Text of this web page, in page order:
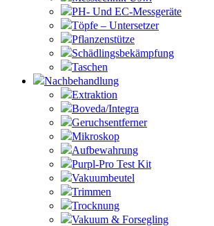
PH- Und EC-Messgeräte
Töpfe – Untersetzer
Pflanzenstütze
Schädlingsbekämpfung
Taschen
Nachbehandlung
Extraktion
Boveda/Integra
Geruchsentferner
Mikroskop
Aufbewahrung
Purpl-Pro Test Kit
Vakuumbeutel
Trimmen
Trocknung
Vakuum & Forsegling